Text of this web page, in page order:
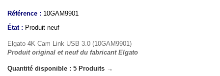
Référence : 10GAM9901
État : Produit neuf
Elgato 4K Cam Link USB 3.0 (10GAM9901)
Produit original et neuf du fabricant Elgato
Quantité disponible : 5 Produits →